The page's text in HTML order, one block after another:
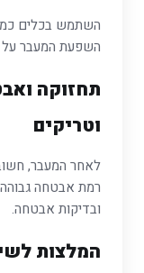
השפעת המעבר על
תחזוקה
וטריקים
לאחר המעבר,
רמת אבטחה גבוהה.
ובדיקות אבטחה.
המלצות